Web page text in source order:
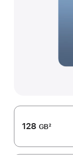
128 GB2